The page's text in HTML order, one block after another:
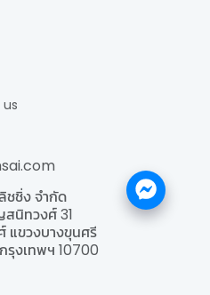
ชชิ่ง จำกัด
นิทวงศ์ 31
ขวงบางขุนศรี
รุงเทพฯ 10700